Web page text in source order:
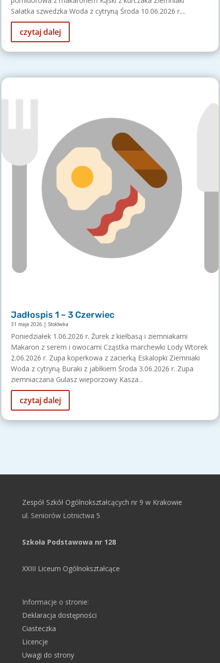
Sałatka szwedzka Woda z cytryną Środa 10.06.2026 r....
czytaj dalej
Jadłospis 1 – 3 Czerwiec
31 maja 2026 | Stołówka
Poniedziałek 1.06.2026 r. Żurek z kiełbasą i ziemniakami
Makaron z serem i owocami Cząstka marchewki Lody Wtorek
2.06.2026 r. Zupa koperkowa z zacierką Eskalopki Ziemniaki
Woda z cytryną Buraki z jabłkiem Środa 3.06.2026 r. Zupa
ziemniaczana Gulasz wieporzowy Kasza...
czytaj dalej
Zespół Szkół Ogólnokształcących nr 9 w Krakowie
ul. Seniorów Lotnictwa 5
Szkoła Podstawowa nr 128
XXIII Liceum Ogólnokształcące
Informacje o stronie:
Deklaracja dostępności
Ciasteczka
Licencje
Uwagi do strony